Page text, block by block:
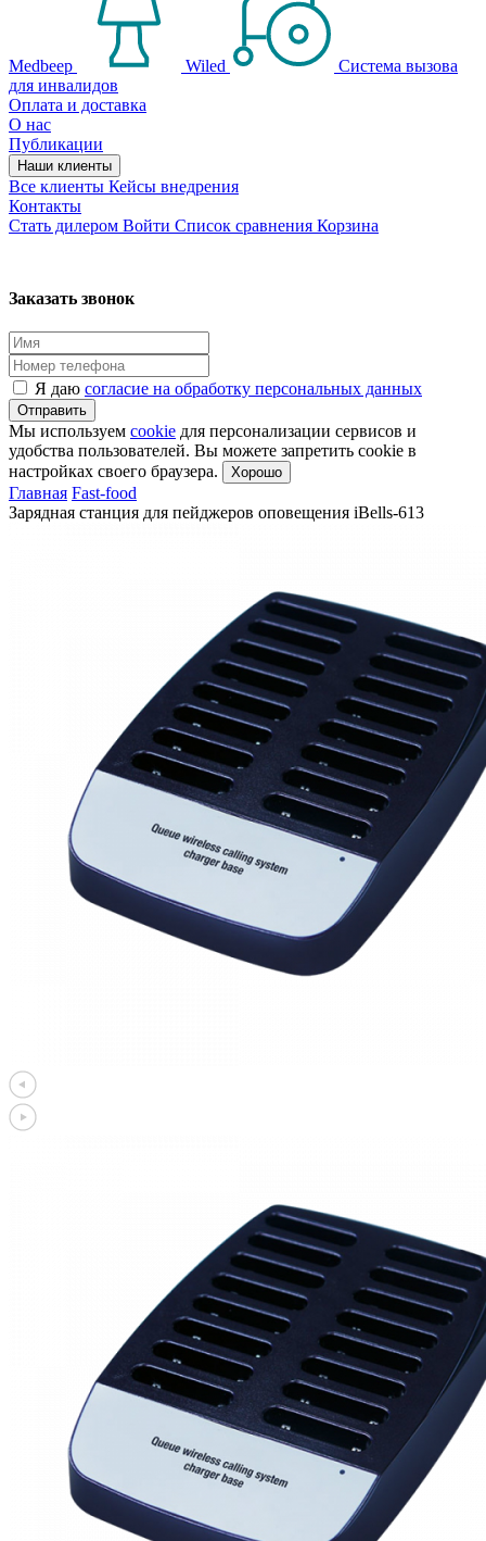
Medbeep Wiled
Система вызова
для инвалидов
Оплата и доставка
О нас
Публикации
Наши клиенты
Все клиенты Кейсы внедрения
Контакты
Стать дилером Войти Список сравнения Корзина
Заказать звонок
Я даю согласие на обработку персональных данных
Отправить
Мы используем cookie для персонализации сервисов и
удобства пользователей. Вы можете запретить cookie в
настройках своего браузера.
Хорошо
Главная Fast-food
Зарядная станция для пейджеров оповещения iBells-613